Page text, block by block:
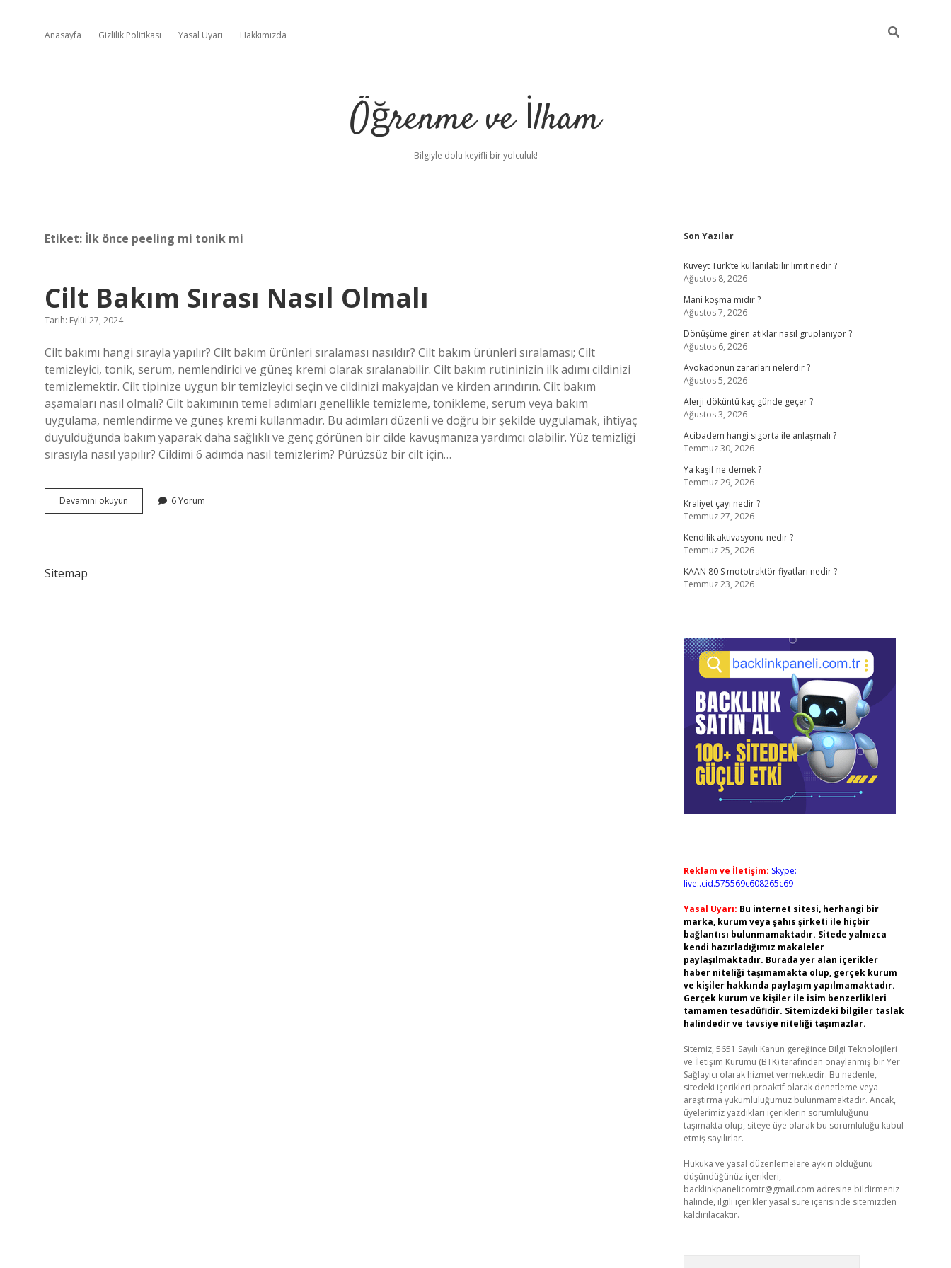
Anasayfa Gizlilik Politikası Yasal Uyarı Hakkımızda
Öğrenme ve İlham
Bilgiyle dolu keyifli bir yolculuk!
Etiket: İlk önce peeling mi tonik mi
Cilt Bakım Sırası Nasıl Olmalı
Tarih: Eylül 27, 2024
Cilt bakımı hangi sırayla yapılır? Cilt bakım ürünleri sıralaması nasıldır? Cilt bakım ürünleri sıralaması; Cilt
temizleyici, tonik, serum, nemlendirici ve güneş kremi olarak sıralanabilir. Cilt bakım rutininizin ilk adımı cildinizi
temizlemektir. Cilt tipinize uygun bir temizleyici seçin ve cildinizi makyajdan ve kirden arındırın. Cilt bakım
aşamaları nasıl olmalı? Cilt bakımının temel adımları genellikle temizleme, tonikleme, serum veya bakım
uygulama, nemlendirme ve güneş kremi kullanmadır. Bu adımları düzenli ve doğru bir şekilde uygulamak, ihtiyaç
duyulduğunda bakım yaparak daha sağlıklı ve genç görünen bir cilde kavuşmanıza yardımcı olabilir. Yüz temizliği
sırasıyla nasıl yapılır? Cildimi 6 adımda nasıl temizlerim? Pürüzsüz bir cilt için…
Devamını okuyun
Bakım
6 Yorum
Sitemap
Sidebar
Son Yazılar
Kuveyt Türk’te kullanılabilir limit nedir ?
Ağustos 8, 2026
Mani koşma mıdır ?
Ağustos 7, 2026
Dönüşüme giren atıklar nasıl gruplanıyor ?
Ağustos 6, 2026
Avokadonun zararları nelerdir ?
Ağustos 5, 2026
Alerji döküntü kaç günde geçer ?
Ağustos 3, 2026
Acibadem hangi sigorta ile anlaşmalı ?
Temmuz 30, 2026
Ya kaşif ne demek ?
Temmuz 29, 2026
Kraliyet çayı nedir ?
Temmuz 27, 2026
Kendilik aktivasyonu nedir ?
Temmuz 25, 2026
KAAN 80 S mototraktör fiyatları nedir ?
Temmuz 23, 2026
Reklam ve İletişim: Skype:
live:.cid.575569c608265c69
Yasal Uyarı: Bu internet sitesi, herhangi bir
marka, kurum veya şahıs şirketi ile hiçbir
bağlantısı bulunmamaktadır. Sitede yalnızca
kendi hazırladığımız makaleler
paylaşılmaktadır. Burada yer alan içerikler
haber niteliği taşımamakta olup, gerçek kurum
ve kişiler hakkında paylaşım yapılmamaktadır.
Gerçek kurum ve kişiler ile isim benzerlikleri
tamamen tesadüfidir. Sitemizdeki bilgiler taslak
halindedir ve tavsiye niteliği taşımazlar.
Sitemiz, 5651 Sayılı Kanun gereğince Bilgi Teknolojileri
ve İletişim Kurumu (BTK) tarafından onaylanmış bir Yer
Sağlayıcı olarak hizmet vermektedir. Bu nedenle,
sitedeki içerikleri proaktif olarak denetleme veya
araştırma yükümlülüğümüz bulunmamaktadır. Ancak,
üyelerimiz yazdıkları içeriklerin sorumluluğunu
taşımakta olup, siteye üye olarak bu sorumluluğu kabul
etmiş sayılırlar.
Hukuka ve yasal düzenlemelere aykırı olduğunu
düşündüğünüz içerikleri,
backlinkpanelicomtr@gmail.com adresine bildirmeniz
halinde, ilgili içerikler yasal süre içerisinde sitemizden
kaldırılacaktır.